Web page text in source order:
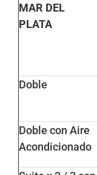
MAR DEL
PLATA
Doble
Doble con Aire
Acondicionado